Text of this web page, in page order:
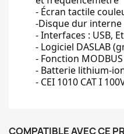
- Écran tactile
-Disque dur interne
- Interfaces : USB,
- Logiciel DASLAB
- Fonction
- Batterie lithium-
- CEI 1010 CAT I
COMPATIBLE AVEC CE